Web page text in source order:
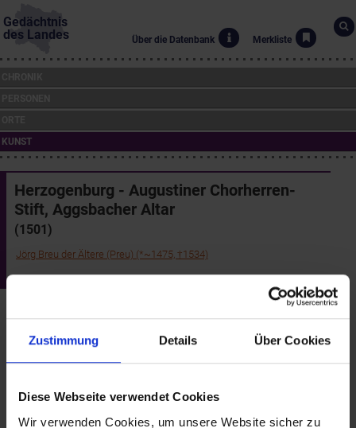
Zustimmung Details Über Cookies
Diese Webseite verwendet Cookies
Wir verwenden Cookies, um unsere Website sicher zu
Gedächtnis
des Landes
Über die Datenbank Merkliste
KUNST
Herzogenburg - Augustiner Chorherren-
Stift, Aggsbacher Altar
(1501)
Jörg Breu der Ältere (Preu) (*~1475, †1534)
Teile der Flügel des großen Marien- und Passionsaltares der
Kartäuserkirche in Aggsbach gelangten 1816 in das Stift
Herzogenburg, sie stellen auf der Feiertagsseite die "Geburt
Nationalmuseum in Nürnberg. Von der Schreinplastik ist nichts
mehr erhalten.